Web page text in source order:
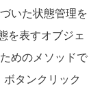
いた状態管理を
を表すオブジェ
めのメソッドで
タンクリック